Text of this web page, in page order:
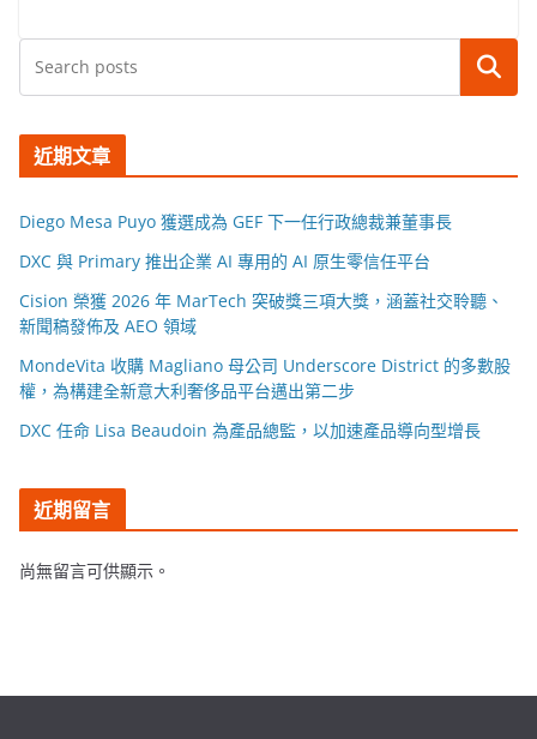
搜尋
近期文章
Diego Mesa Puyo 獲選成為 GEF 下一任行政總裁兼董事長
DXC 與 Primary 推出企業 AI 專用的 AI 原生零信任平台
Cision 榮獲 2026 年 MarTech 突破獎三項大獎，涵蓋社交聆聽、
新聞稿發佈及 AEO 領域
MondeVita 收購 Magliano 母公司 Underscore District 的多數股
權，為構建全新意大利奢侈品平台邁出第二步
DXC 任命 Lisa Beaudoin 為產品總監，以加速產品導向型增長
近期留言
尚無留言可供顯示。